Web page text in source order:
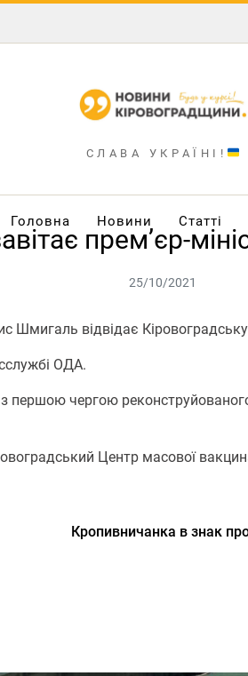
СЛАВА УКРАЇНІ!
Головна Новини Статті
прем’єр-
25/10/2021
Шмигаль відвідає
ОДА.
першою чергою
Центр масової
Кропивничанка в знак